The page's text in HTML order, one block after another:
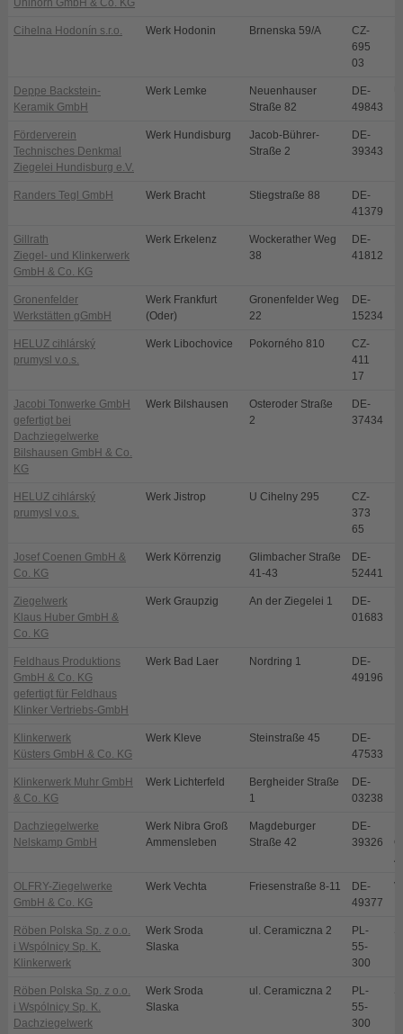
Uhlhorn GmbH & Co. KG
Cihelna Hodonín s.r.o. Werk Hodonin Brnenska 59/A
CZ-
695
03
Deppe Backstein-
Keramik GmbH
Werk Lemke
Neuenhauser
Straße 82
DE-
49843
Förderverein
Technisches Denkmal
Ziegelei Hundisburg e.V.
Werk Hundisburg
Jacob-Bührer-
Straße 2
DE-
39343
Randers Tegl GmbH Werk Bracht Stiegstraße 88
DE-
41379
Gillrath
Ziegel- und Klinkerwerk
GmbH & Co. KG
Werk Erkelenz
Wockerather Weg
38
DE-
41812
Gronenfelder
Werkstätten gGmbH
Werk Frankfurt
(Oder)
Gronenfelder Weg
22
DE-
15234
HELUZ cihlárský
prumysl v.o.s.
Werk Libochovice Pokorného 810
CZ-
411
17
Jacobi Tonwerke GmbH
gefertigt bei
Dachziegelwerke
Bilshausen GmbH & Co.
KG
Werk Bilshausen
Osteroder Straße
2
DE-
37434
HELUZ cihlárský
prumysl v.o.s.
Werk Jistrop U Cihelny 295
CZ-
373
65
Josef Coenen GmbH &
Co. KG
Werk Körrenzig
Glimbacher Straße
41-43
DE-
52441
Ziegelwerk
Klaus Huber GmbH &
Co. KG
Werk Graupzig An der Ziegelei 1
DE-
01683
Feldhaus Produktions
GmbH & Co. KG
gefertigt für Feldhaus
Klinker Vertriebs-GmbH
Werk Bad Laer Nordring 1
DE-
49196
Klinkerwerk
Küsters GmbH & Co. KG
Werk Kleve Steinstraße 45
DE-
47533
Klinkerwerk Muhr GmbH
& Co. KG
Werk Lichterfeld
Bergheider Straße
1
DE-
03238
Dachziegelwerke
Nelskamp GmbH
Werk Nibra Groß
Ammensleben
Magdeburger
Straße 42
DE-
39326
OLFRY-Ziegelwerke
GmbH & Co. KG
Werk Vechta Friesenstraße 8-11
DE-
49377
Röben Polska Sp. z o.o.
i Wspólnicy Sp. K.
Klinkerwerk
Werk Sroda
Slaska
ul. Ceramiczna 2
PL-
55-
300
Röben Polska Sp. z o.o.
i Wspólnicy Sp. K.
Dachziegelwerk
Werk Sroda
Slaska
ul. Ceramiczna 2
PL-
55-
300